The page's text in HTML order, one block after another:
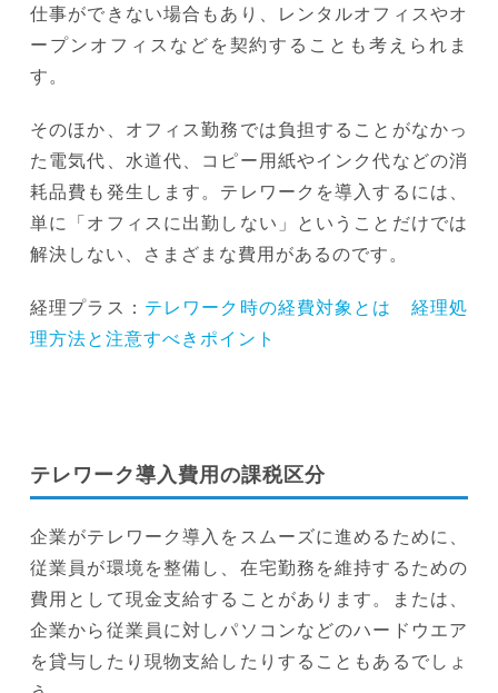
仕事ができない場合もあり、レンタルオフィスやオ
ープンオフィスなどを契約することも考えられま
す。
そのほか、オフィス勤務では負担することがなかっ
た電気代、水道代、コピー用紙やインク代などの消
耗品費も発生します。テレワークを導入するには、
単に「オフィスに出勤しない」ということだけでは
解決しない、さまざまな費用があるのです。
経理プラス： テレワーク時の経費対象とは 経理処
理方法と注意すべきポイント
テレワーク導入費用の課税区分
企業がテレワーク導入をスムーズに進めるために、
従業員が環境を整備し、在宅勤務を維持するための
費用として現金支給することがあります。または、
企業から従業員に対しパソコンなどのハードウエア
を貸与したり現物支給したりすることもあるでしょ